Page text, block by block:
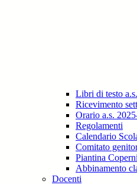
Libri di testo
Ricevimento
Orario a.s.
Regolamenti
Calendario
Comitato
Piantina
Abbinamento
Docenti